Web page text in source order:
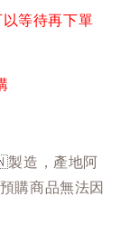
等待再下單
製造，產地阿
購商品無法因